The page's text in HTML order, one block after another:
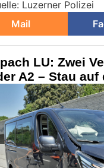
Luzerner Polizei
Mail
LU: Zwei
A2 – Stau auf